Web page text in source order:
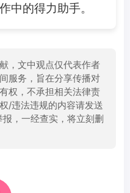
中的得力助手。
，文中观点仅代表作者
服务，旨在分享传播对
权，不承担相关法律责
/违法违规的内容请发送
，一经查实，将立刻删